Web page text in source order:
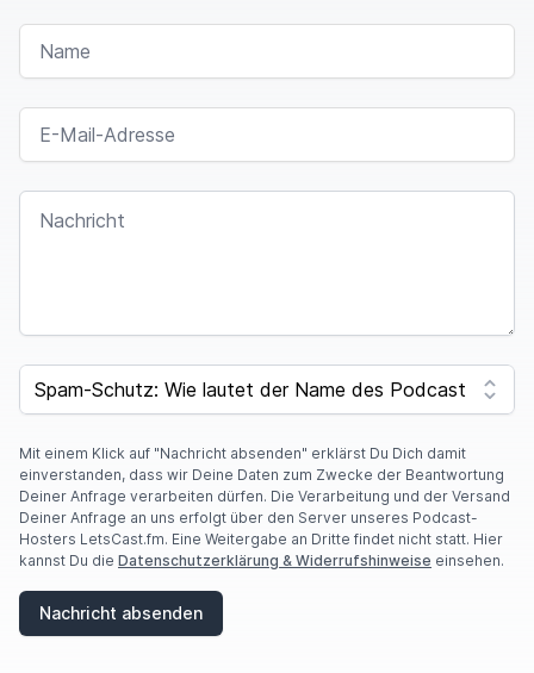
NAME
E-MAIL-ADRESSE
NACHRICHT
SPAM CAPTCHA
Mit einem Klick auf "Nachricht absenden" erklärst Du Dich damit
einverstanden, dass wir Deine Daten zum Zwecke der Beantwortung
Deiner Anfrage verarbeiten dürfen. Die Verarbeitung und der Versand
Deiner Anfrage an uns erfolgt über den Server unseres Podcast-
Hosters LetsCast.fm. Eine Weitergabe an Dritte findet nicht statt. Hier
kannst Du die Datenschutzerklärung & Widerrufshinweise einsehen.
Nachricht absenden